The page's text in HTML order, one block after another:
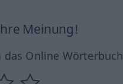
Meinung!
Online